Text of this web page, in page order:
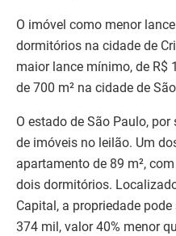
O imóvel como menor
dormitórios na cidade de
maior lance mínimo, de R$
de 700 m² na cidade de
O estado de São Paulo,
de imóveis no leilão. Um
apartamento de 89 m²,
dois dormitórios.
Capital, a propriedade
374 mil, valor 40% menor